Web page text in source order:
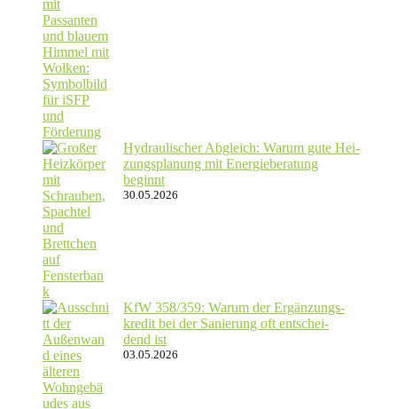
Hydrau­li­scher Abgleich: Warum gute Hei­
zungs­pla­nung mit Energie­beratung
beginnt
30.05.2026
KfW 358/​359: Warum der Ergän­zungs­
kredit bei der Sanie­rung oft ent­schei­
dend ist
03.05.2026